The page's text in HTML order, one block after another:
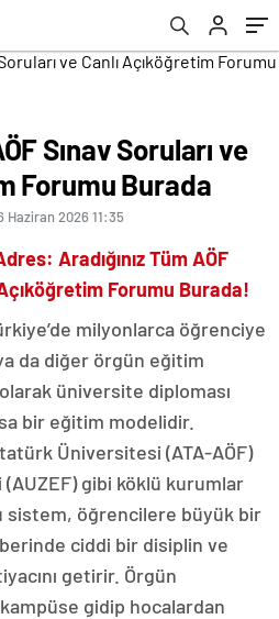
Sınav Soruları ve
Forumu Burada
Haziran 2026 11:35
Aradığınız Tüm AÖF
Forumu Burada!
milyonlarca öğrenciye
da diğer örgün eğitim
üniversite diploması
bir eğitim modelidir.
Üniversitesi (ATA-AÖF)
gibi köklü kurumlar
sistem, öğrencilere büyük bir
ciddi bir disiplin ve
getirir. Örgün
gidip hocalardan